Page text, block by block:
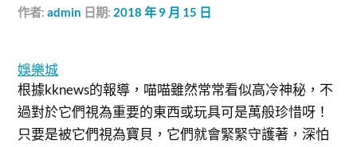
作者:admin 日期: 2018 年 9 月 15 日
娛樂城
根據kknews的報導，喵喵雖然常常看似高冷神秘，不
過對於它們視為重要的東西或玩具可是萬般珍惜呀！
只要是被它們視為寶貝，它們就會緊緊守護著，深怕